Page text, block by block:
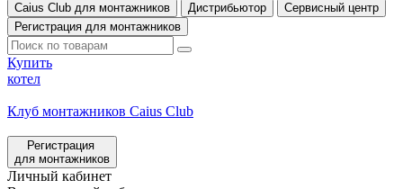
Caius Club для монтажников
Дистрибьютор
Сервисный центр
Регистрация для монтажников
Купить
котел
Клуб монтажников Caius Club
Регистрация
для монтажников
Личный кабинет